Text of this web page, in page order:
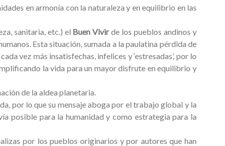
en armonía con la naturaleza y en equilibrio en las
sanitaria, etc.) el Buen Vivir de los pueblos andinos y
Esta situación, sumada a la paulatina pérdida de
vez más insatisfechas, infelices y ‘estresadas’, por lo
la vida para un mayor disfrute en equilibrio y
de la aldea planetaria.
por lo que su mensaje aboga por el trabajo global y la
posible para la humanidad y como estrategia para la
por los pueblos originarios y por autores que han